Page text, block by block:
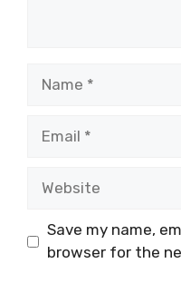
Save my name,
browser for the